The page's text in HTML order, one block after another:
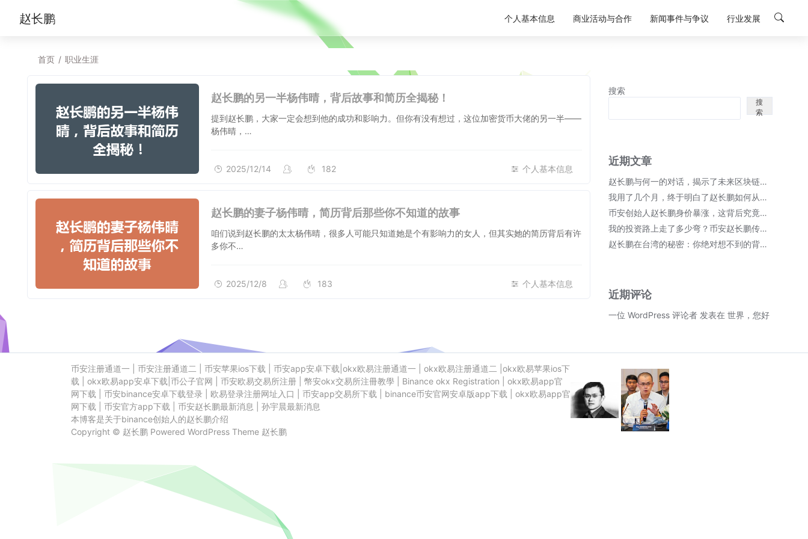
赵长鹏 个人基本信息 商业活动与合作 新闻事件与争议 行业发展
首页 / 职业生涯
赵长鹏的另一半杨伟晴，背后故事和简历全揭秘！
提到赵长鹏，大家一定会想到他的成功和影响力。但你有没有想过，这位加密货币大佬的另一半——
杨伟晴，…
个人基本信息
2025/12/14 182
赵长鹏的妻子杨伟晴，简历背后那些你不知道的故事
咱们说到赵长鹏的太太杨伟晴，很多人可能只知道她是个有影响力的女人，但其实她的简历背后有许
多你不…
个人基本信息
2025/12/8 183
搜索
搜
索
近期文章
赵长鹏与何一的对话，揭示了未来区块链的无限可能！
我用了几个月，终于明白了赵长鹏如何从币安崛起成首富的秘密；
币安创始人赵长鹏身价暴涨，这背后究竟隐藏了哪些秘密？
我的投资路上走了多少弯？币安赵长鹏传奇故事细节全揭晓！
赵长鹏在台湾的秘密：你绝对想不到的背后故事！
近期评论
一位 WordPress 评论者 发表在 世界，您好！
币安注册通道一 币安注册通道二 币安苹果ios下载 币安app安卓下载 okx欧易注册通道一 okx欧易注册通道二
okx欧易苹果ios下
载
okx欧易app安卓下载 币公子官网 币安欧易交易所注册| 幣安okx交易所注冊教學| Binance okx Registration
okx欧易app官
网下载
币安binance安卓下载登录| 欧易登录注册网址入口 币安app交易所下载 binance币安官网安卓版app下载
okx欧易app官
网下载
币安官方app下载 币安赵长鹏最新消息
孙宇晨最新消息
本博客是关于binance创始人的赵长鹏介绍
Copyright © 赵长鹏Powered WordPressTheme 赵长鹏